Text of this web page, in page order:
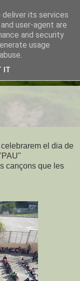
el dia de
cançons que les
its services
user-agent are
and security
usage
IT